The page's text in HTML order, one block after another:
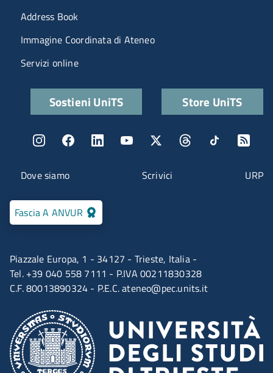
Piazzale Europa, 1 - 34127 - Trieste, Italia -
Tel. +39 040 558 7111 - P.IVA 00211830328
C.F. 80013890324 - P.E.C.ateneo@pec.units.it
Fascia A ANVUR
Menu contatti
Dove siamo Scrivici URP
Menu portale
Address Book
Immagine Coordinata di Ateneo
Servizi online
Quick linksSostieni UniTS Store UniTS
Menu social